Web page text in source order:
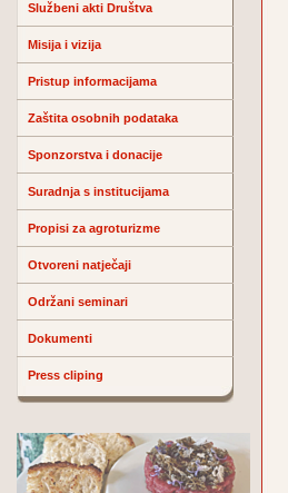
Službeni akti Društva
Misija i vizija
Pristup informacijama
Zaštita osobnih podataka
Sponzorstva i donacije
Suradnja s institucijama
Propisi za agroturizme
Otvoreni natječaji
Održani seminari
Dokumenti
Press cliping